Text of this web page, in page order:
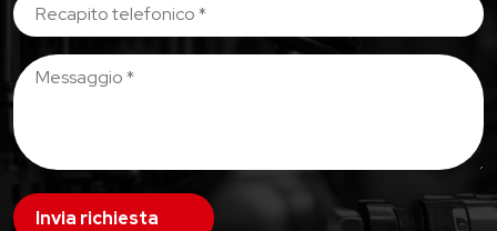
Invia richiesta